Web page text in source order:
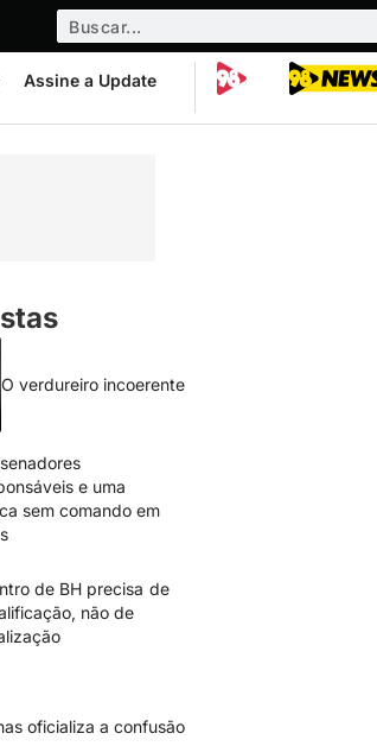
Assine a Update
O verdureiro incoerente
e uma
sem comando em
de BH precisa de
não de
oficializa a confusão